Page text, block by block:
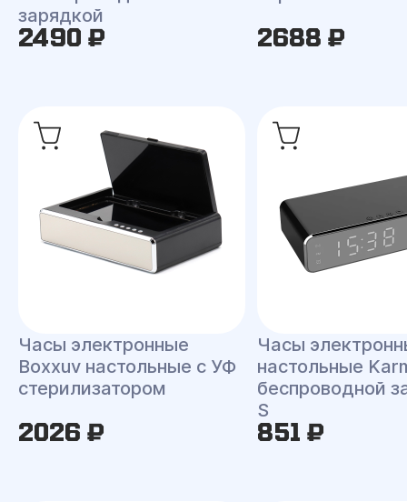
зарядкой
2490 ₽ 2688 ₽
Часы электронные
Boxxuv настольные с УФ
стерилизатором
2026 ₽
Часы
настольные
беспроводной
S
851 ₽